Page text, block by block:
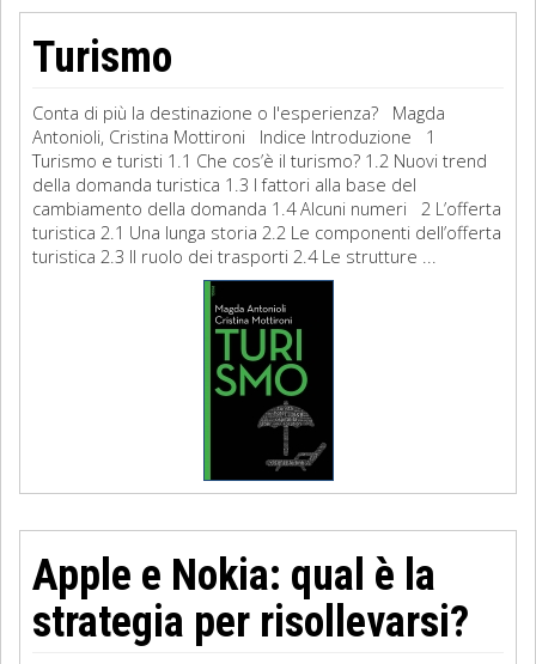
Turismo
Conta di più la destinazione o l'esperienza? Magda
Antonioli, Cristina Mottironi Indice Introduzione 1
Turismo e turisti 1.1 Che cos’è il turismo? 1.2 Nuovi trend
della domanda turistica 1.3 I fattori alla base del
cambiamento della domanda 1.4 Alcuni numeri 2 L’offerta
turistica 2.1 Una lunga storia 2.2 Le componenti dell’offerta
turistica 2.3 Il ruolo dei trasporti 2.4 Le strutture ...
Apple e Nokia: qual è la
strategia per risollevarsi?